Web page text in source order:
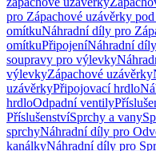
pro Zápachové uzávěrky
omítkuNáhradní díly pro
omítkuPřipojeníNáhradní
soupravy pro výlevky
výlevkyZápachové uzávěrky
uzávěrkyPřipojovací hrdlo
hrdloOdpadní ventily
PříslušenstvíSprchy a vany
sprchyNáhradní díly pro
kanálkyNáhradní díly pro